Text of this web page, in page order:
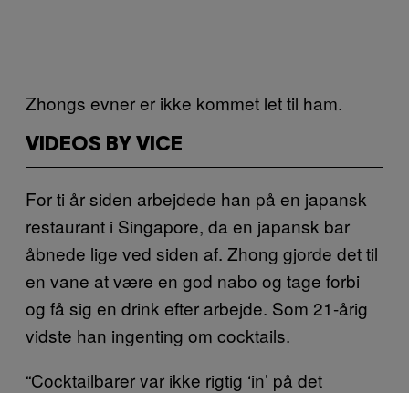
Zhongs evner er ikke kommet let til ham.
VIDEOS BY VICE
For ti år siden arbejdede han på en japansk
restaurant i Singapore, da en japansk bar
åbnede lige ved siden af. Zhong gjorde det til
en vane at være en god nabo og tage forbi
og få sig en drink efter arbejde. Som 21-årig
vidste han ingenting om cocktails.
“Cocktailbarer var ikke rigtig ‘in’ på det